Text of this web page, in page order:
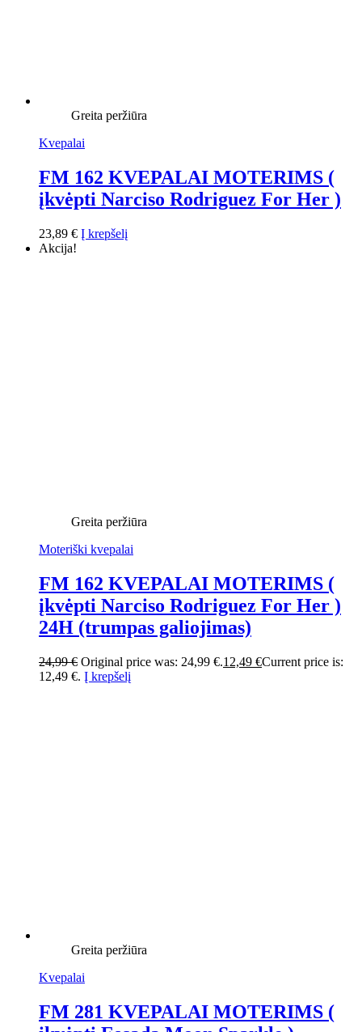
Greita peržiūra
Kvepalai
FM 162 KVEPALAI MOTERIMS (
įkvėpti Narciso Rodriguez For Her )
23,89 € Į krepšelį
Akcija!
Greita peržiūra
Moteriški kvepalai
FM 162 KVEPALAI MOTERIMS (
įkvėpti Narciso Rodriguez For Her )
24H (trumpas galiojimas)
24,99€ Original price was: 24,99 €.12,49 €Current price is:
12,49 €. Į krepšelį
Greita peržiūra
Kvepalai
FM 281 KVEPALAI MOTERIMS (